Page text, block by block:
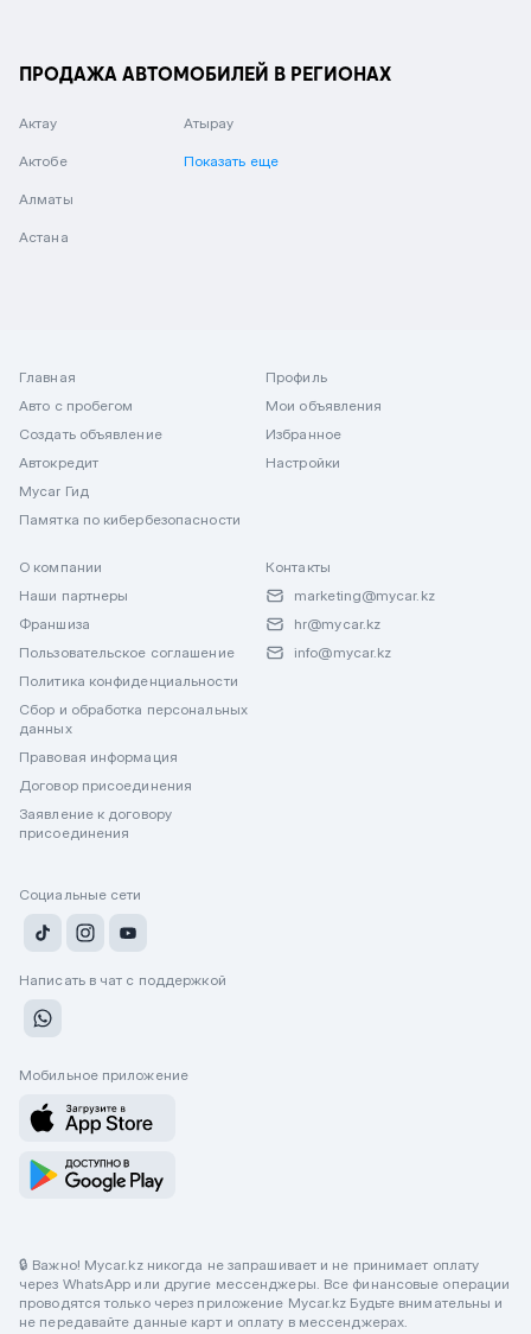
ПРОДАЖА АВТОМОБИЛЕЙ В РЕГИОНАХ
Актау
Актобе
Алматы
Астана
Атырау
Показать еще
Главная
Авто с пробегом
Создать объявление
Автокредит
Mycar Гид
Памятка по кибербезопасности
Профиль
Мои объявления
Избранное
Настройки
О компании
Наши партнеры
Франшиза
Пользовательское соглашение
Политика конфиденциальности
Сбор и обработка персональных
данных
Правовая информация
Договор присоединения
Заявление к договору
присоединения
Контакты
marketing@mycar.kz
hr@mycar.kz
info@mycar.kz
Социальные сети
Написать в чат с поддержкой
Мобильное приложение
🔒 Важно! Mycar.kz никогда не запрашивает и не принимает оплату
через WhatsApp или другие мессенджеры. Все финансовые операции
проводятся только через приложение Mycar.kz Будьте внимательны и
не передавайте данные карт и оплату в мессенджерах.